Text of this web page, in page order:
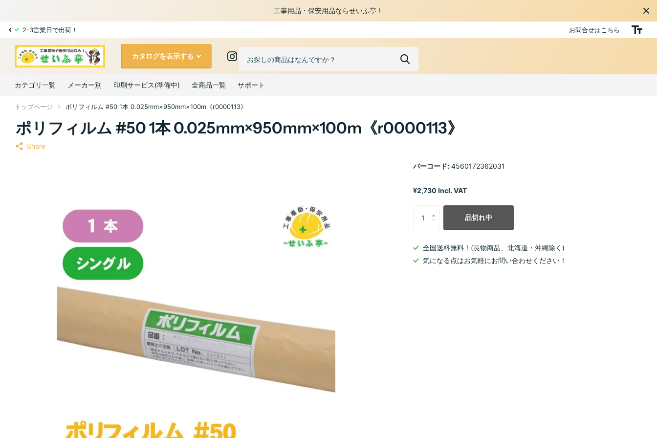
工事用品・保安用品ならせいふ亭！
2-3営業日で出荷！ お問合せはこちら
カタログを表示する
カテゴリ一覧 メーカー別 印刷サービス(準備中) 全商品一覧 サポート
トップページ ポリフィルム #50 1本 0.025mm×950mm×100m《r0000113》
ポリフィルム #50 1本 0.025mm×950mm×100m《r0000113》
Share
バーコード: 4560172362031
¥2,730 Incl. VAT
品切れ中
全国送料無料！(長物商品、北海道・沖縄除く)
気になる点はお気軽にお問い合わせください！